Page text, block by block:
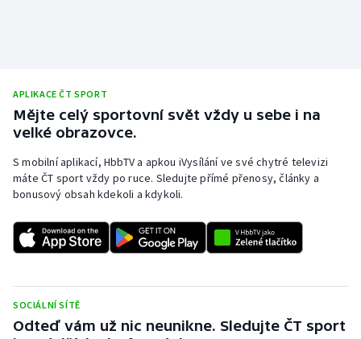
APLIKACE ČT SPORT
Mějte celý sportovní svět vždy u sebe i na
velké obrazovce.
S mobilní aplikací, HbbTV a apkou iVysílání ve své chytré televizi
máte ČT sport vždy po ruce. Sledujte přímé přenosy, články a
bonusový obsah kdekoli a kdykoli.
SOCIÁLNÍ SÍTĚ
Odteď vám už nic neunikne. Sledujte ČT sport